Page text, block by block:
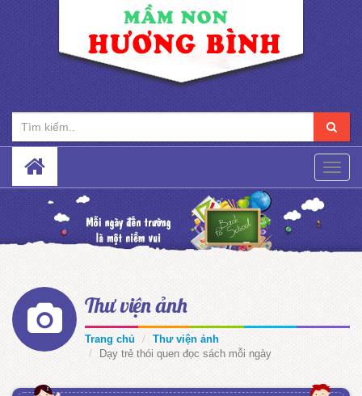
Toggle
Thư viện ảnh
Trang chủ
Thư viện ảnh
Dạy trẻ thói quen đọc sách mỗi ngày